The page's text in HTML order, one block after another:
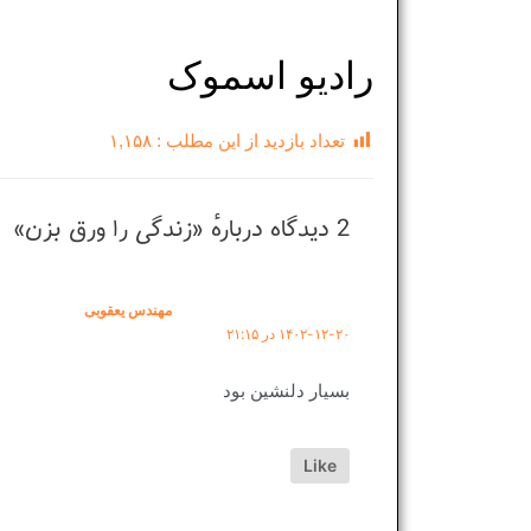
رادیو اسموک
تعداد بازدید از این مطلب : ۱,۱۵۸
2 دیدگاه دربارهٔ «ﺯﻧﺪﮔﯽ ﺭﺍ ﻭﺭﻕ ﺑﺰﻥ»
مهندس یعقوبی
۱۴۰۲-۱۲-۲۰ در ۲۱:۱۵
بسیار دلنشین بود
Like